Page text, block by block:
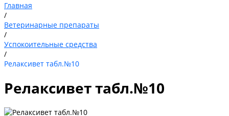
Главная
/
Ветеринарные препараты
/
Успокоительные средства
/
Релаксивет табл.№10
Релаксивет табл.№10